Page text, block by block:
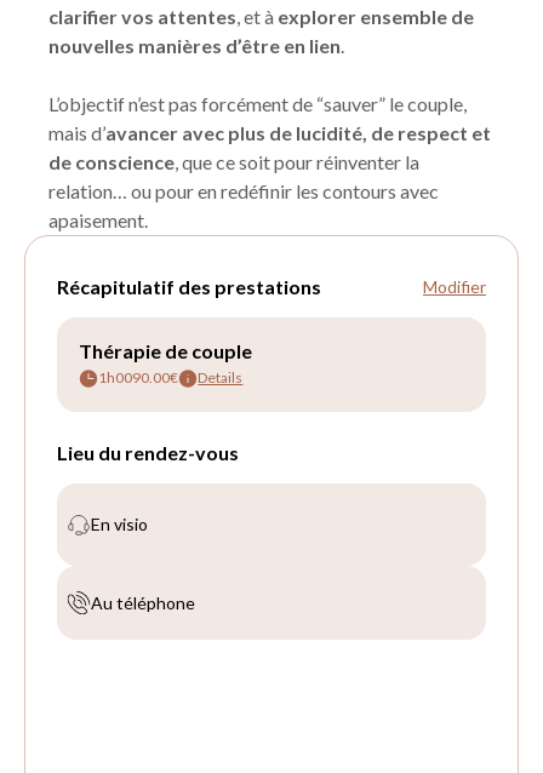
clarifier vos attentes, et à explorer ensemble de
nouvelles manières d’être en lien.
L’objectif n’est pas forcément de “sauver” le couple,
mais d’avancer avec plus de lucidité, de respect et
de conscience, que ce soit pour réinventer la
relation… ou pour en redéfinir les contours avec
apaisement.